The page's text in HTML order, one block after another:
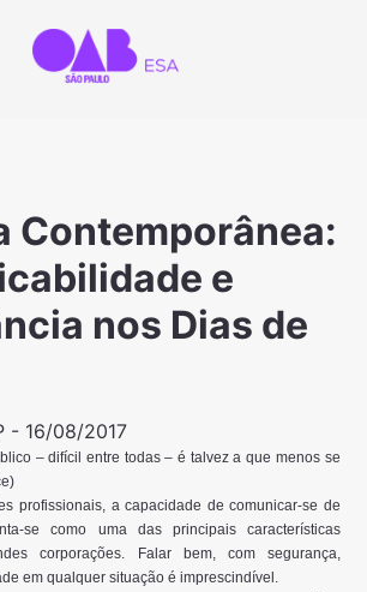
Contemporânea:
e
nos Dias de
- 16/08/2017
– difícil entre todas – é talvez a que menos se
profissionais, a capacidade de comunicar-se de
se como uma das principais características
corporações. Falar bem, com segurança,
em qualquer situação é imprescindível.